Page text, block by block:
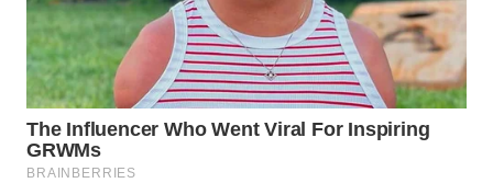
UTARA
WN
SAMOSIR
WN
PADANG